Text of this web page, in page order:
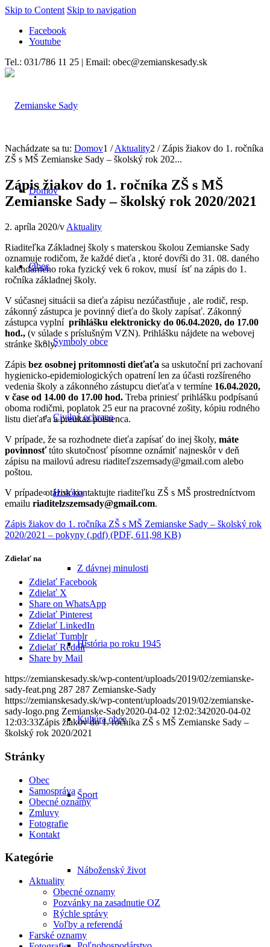
Skip to Content Skip to navigation
Facebook
Youtube
Tel.: 031/786 11 25 | Email: obec@zemianskesady.sk
Domov
Obec
Symboly obce
Civilná ochrana
História
Z dávnej minulosti
História po roku 1945
Kultúra obce
Šport
Náboženský život
Nachádzate sa tu: Domov1 / Aktuality2 / Zápis žiakov do 1. ročníka
ZŠ s MŠ Zemianske Sady – školský rok 202...
Zápis žiakov do 1. ročníka ZŠ s MŠ
Zemianske Sady – školský rok 2020/2021
2. apríla 2020/v Aktuality
Riaditeľka Základnej školy s materskou školou Zemianske Sady
oznamuje rodičom, že každé dieťa , ktoré dovŕši do 31. 08. daného
kalendárneho roka fyzický vek 6 rokov, musí ísť na zápis do 1.
ročníka základnej školy.
V súčasnej situácii sa dieťa zápisu nezúčastňuje , ale rodič, resp.
zákonný zástupca je povinný dieťa do školy zapísať. Zákonný
zástupca vyplní prihlášku elektronicky do 06.04.2020, do 17.00
hod., (v súlade s príslušným VZN). Prihlášku nájdete na webovej
stránke školy.
Zápis bez osobnej prítomnosti dieťaťa sa uskutoční pri zachovaní
hygienicko-epidemiologických opatrení len za účasti rozšíreného
vedenia školy a zákonného zástupcu dieťaťa v termíne 16.04.2020,
v čase od 14.00 do 17.00 hod. Treba priniesť prihlášku podpísanú
oboma rodičmi, poplatok 25 eur na pracovné zošity, kópiu rodného
listu dieťaťa a preukaz poistenca.
V prípade, že sa rozhodnete dieťa zapísať do inej školy, máte
povinnosťtúto skutočnosť písomne oznámiť najneskôr v deň
zápisu na mailovú adresu riaditeľzszemsady@gmail.com alebo
poštou.
V prípade otázok kontaktujte riaditeľku ZŠ s MŠ prostredníctvom
emailu riaditelzszemsady@gmail.com.
Zápis žiakov do 1. ročníka ZŠ s MŠ Zemianske Sady – školský rok
2020/2021 – pokyny (.pdf) (PDF, 611,98 KB)
Zdielať na
Zdielať Facebook
Zdielať X
Share on WhatsApp
Zdielať Pinterest
Zdielať LinkedIn
Zdielať Tumblr
Zdielať Reddit
Share by Mail
https://zemianskesady.sk/wp-content/uploads/2019/02/zemianske-
sady-feat.png 287 287 Zemianske-Sady
https://zemianskesady.sk/wp-content/uploads/2019/02/zemianske-
sady-logo.png Zemianske-Sady2020-04-02 12:02:342020-04-02
12:03:33Zápis žiakov do 1. ročníka ZŠ s MŠ Zemianske Sady –
školský rok 2020/2021
Stránky
Obec
Samospráva
Obecné oznamy
Zmluvy
Fotografie
Kontakt
Kategórie
Aktuality
Obecné oznamy
Pozvánky na zasadnutie OZ
Rýchle správy
Voľby a referendá
Farské oznamy